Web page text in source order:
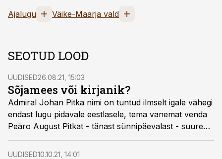
Ajalugu Väike-Maarja vald
SEOTUD LOOD
UUDISED26.08.21, 15:03
Sõjamees või kirjanik?
Admiral Johan Pitka nimi on tuntud ilmselt igale vähegi
endast lugu pidavale eestlasele, tema vanemat venda
Peäro August Pitkat - tänast sünnipäevalast - suurem
osa inimesi aga ilmselt lihtsalt ei tea ega tunne.
UUDISED10.10.21, 14:01